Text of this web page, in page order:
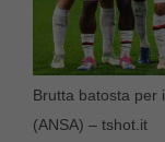
Brutta batosta per
(ANSA) – tshot.it